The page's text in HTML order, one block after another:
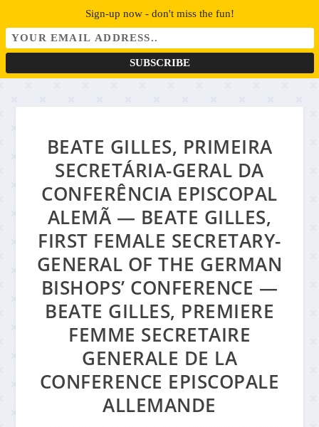
BEATE GILLES, PRIMEIRA
SECRETÁRIA-GERAL DA
CONFERÊNCIA EPISCOPAL
ALEMÃ — BEATE GILLES,
FIRST FEMALE SECRETARY-
GENERAL OF THE GERMAN
BISHOPS’ CONFERENCE —
BEATE GILLES, PREMIERE
FEMME SECRETAIRE
GENERALE DE LA
CONFERENCE EPISCOPALE
ALLEMANDE
Sign-up now - don't miss the fun!